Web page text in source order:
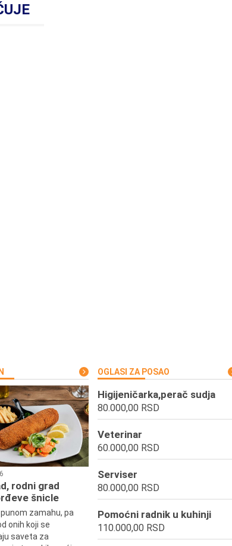
rodni grad
šnicle
punom zamahu, pa
onih koji se
saveta za
OGLASI ZA POSAO
Higijeničarka,perač sudja
80.000,00 RSD
Veterinar
60.000,00 RSD
Serviser
80.000,00 RSD
Pomoćni radnik u kuhinji
110.000,00 RSD